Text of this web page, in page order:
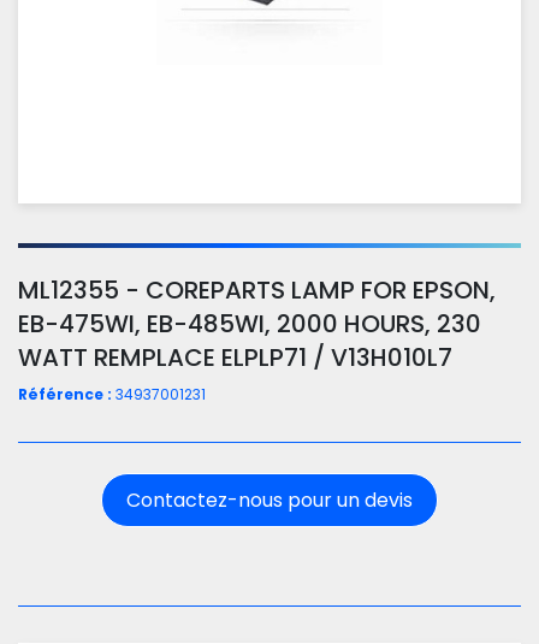
ML12355 - COREPARTS LAMP FOR EPSON,
EB-475WI, EB-485WI, 2000 HOURS, 230
WATT REMPLACE ELPLP71 / V13H010L7
Référence : 34937001231
Contactez-nous pour un devis